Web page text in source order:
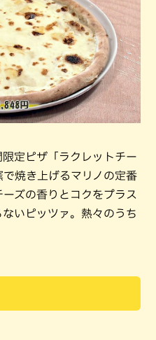
定ピザ「ラクレットチー
焼き上げるマリノの定番
ズの香りとコクをプラス
いピッツァ。熱々のうち